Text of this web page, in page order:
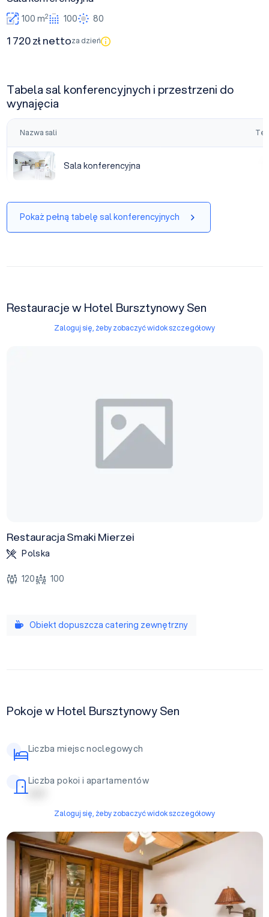
100 m2 100 80
1 720 zł nettoza dzień
Tabela sal konferencyjnych i przestrzeni do
wynajęcia
Nazwa sali
Sala konferencyjna
Sala konferencyjna
Pokaż pełną tabelę sal konferencyjnych
Restauracje w Hotel Bursztynowy Sen
Zaloguj się, żeby zobaczyć widok szczegółowy
Restauracja Smaki Mierzei
Polska
120 100
Obiekt dopuszcza catering zewnętrzny
Pokoje w Hotel Bursztynowy Sen
Liczba miejsc noclegowych
Liczba pokoi i apartamentów
| | | | |
Zaloguj się, żeby zobaczyć widok szczegółowy